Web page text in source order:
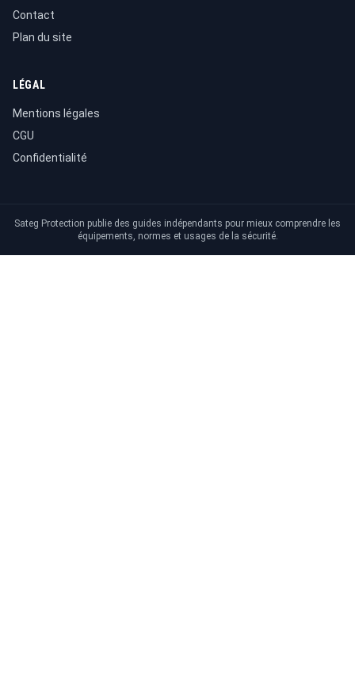
Contact
Plan du site
LÉGAL
Mentions légales
CGU
Confidentialité
Sateg Protection publie des guides indépendants pour mieux comprendre les
équipements, normes et usages de la sécurité.